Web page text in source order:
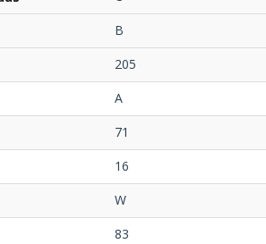
B
205
A
71
16
W
83